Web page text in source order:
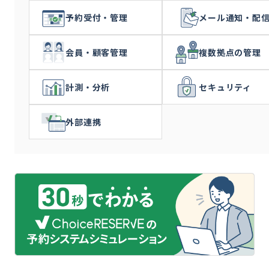
予約受付・管理 メール通知・配
会員・顧客管理 複数拠点の管理
計測・分析 セキュリティ
外部連携